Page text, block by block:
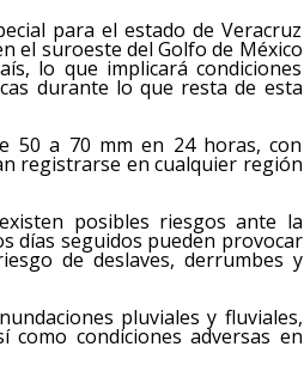
para el estado de Veracruz
el suroeste del Golfo de México
lo que implicará condiciones
durante lo que resta de esta
50 a 70 mm en 24 horas, con
registrarse en cualquier región
posibles riesgos ante la
días seguidos pueden provocar
de deslaves, derrumbes y
pluviales y fluviales,
como condiciones adversas en